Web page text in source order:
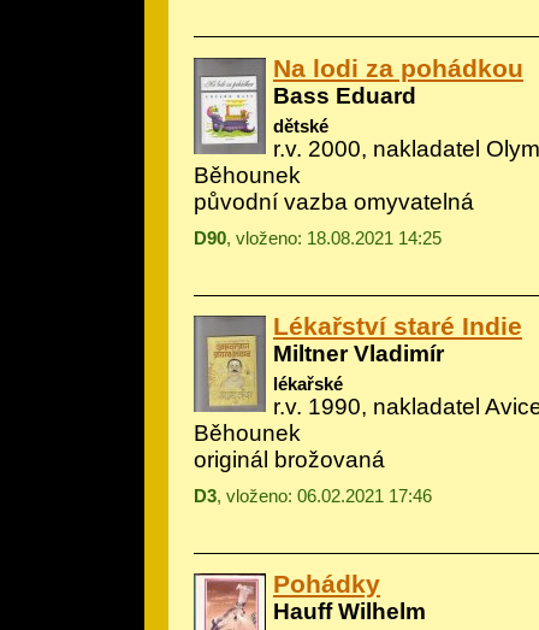
Na lodi za pohádkou
Bass Eduard
dětské
r.v. 2000, nakladatel
Běhounek
původní vazba omyvatelná
D90, vloženo: 18.08.2021 14:25
Lékařství staré Indie
Miltner Vladimír
lékařské
r.v. 1990, nakladatel
Běhounek
originál brožovaná
D3, vloženo: 06.02.2021 17:46
Pohádky
Hauff Wilhelm